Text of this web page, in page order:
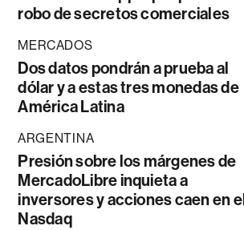
robo de secretos comerciales
MERCADOS
Dos datos pondrán a prueba al
dólar y a estas tres monedas de
América Latina
ARGENTINA
Presión sobre los márgenes de
MercadoLibre inquieta a
inversores y acciones caen en el
Nasdaq